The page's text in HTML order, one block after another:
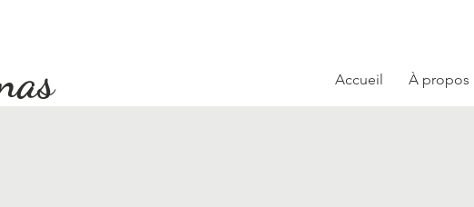
Accueil À propos